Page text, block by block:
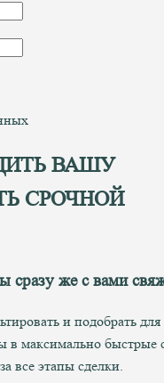
ВАШУ
СРОЧНОЙ
сразу же с вами
и подобрать
максимально быстрые
все этапы сделки.